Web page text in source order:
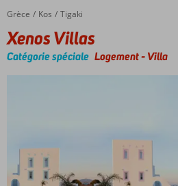
Visboer et
au Mondi
Jan Thiel !
Emplacement
idéal avec
caribéenne
à la piscine
rénovée.
Accueil
Grèce Kos Tigaki
Xenos Villas
Xenos Villas
Catégorie spéciale Logement-Villa